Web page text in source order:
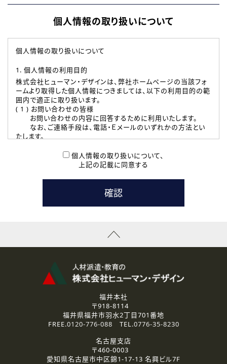
個人情報の取り扱いについて
個人情報の取り扱いについて
1. 個人情報の利用目的
株式会社ヒューマン・デザインは、弊社ホームページの当該フォ
ームより取得した個人情報につきましては、以下の利用目的の範
囲内で適正に取り扱います。
( 1 ) お問い合わせの皆様
お問い合わせの内容に回答するために利用いたします。
なお、ご連絡手段は、電話・Ｅメールのいずれかの方法とい
たします。
本登録に関するご連絡および本登録時の参考情報として利
たします。
( 3 ) スタッフ派遣を検討されている企業の皆様
お問い合わせの内容に回答するために利用いたします。
なお、ご連絡手段は、電話・Ｅメールのいずれかの方法とい
資料送付、受講相談に関するご連絡のために利用いたしま
その他、お問い合わせの内容に回答するために利用いたし
なお、ご連絡手段は、電話・Ｅメールのいずれかの方法とい
2.個人情報の第三者提供
ご提供いただいた個人情報は、法令等の規定に従う場合を除き、
3.個人情報の取り扱いの委託
弊社の定める個人情報保護の評価基準を満たした委託先に、個
個人情報の取り扱いについて、
上記の記載に同意する
福井本社
〒918-8114
福井県福井市羽水2丁目701番地
FREE.0120-776-088 TEL.0776-35-8230
名古屋支店
〒460-0003
愛知県名古屋市中区錦1-17-13 名興ビル7F